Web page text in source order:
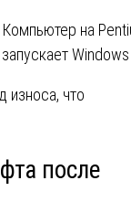
Компьютер на
запускает
износа, что
после